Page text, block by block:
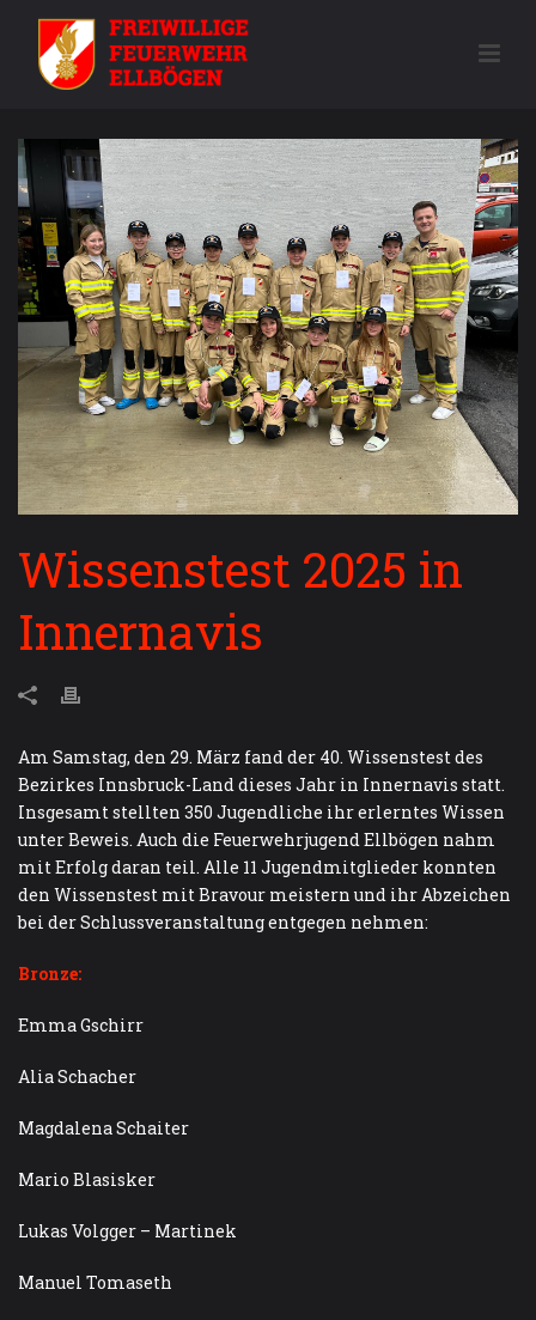
Wissenstest 2025 in
Innernavis
Am Samstag, den 29. März fand der 40. Wissenstest des
Bezirkes Innsbruck-Land dieses Jahr in Innernavis statt.
Insgesamt stellten 350 Jugendliche ihr erlerntes Wissen
unter Beweis. Auch die Feuerwehrjugend Ellbögen nahm
mit Erfolg daran teil. Alle 11 Jugendmitglieder konnten
den Wissenstest mit Bravour meistern und ihr Abzeichen
bei der Schlussveranstaltung entgegen nehmen:
Bronze:
Emma Gschirr
Alia Schacher
Magdalena Schaiter
Mario Blasisker
Lukas Volgger – Martinek
Manuel Tomaseth